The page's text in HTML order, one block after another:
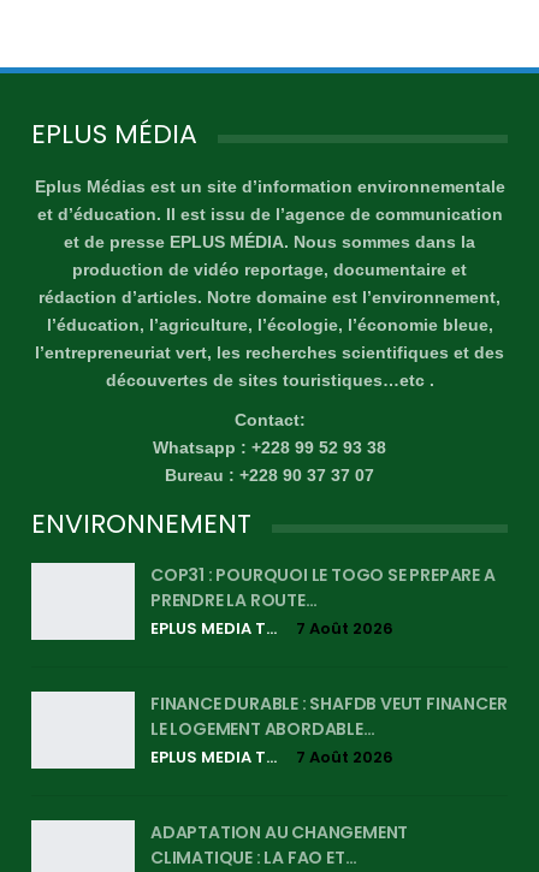
EPLUS MÉDIA
Eplus Médias est un site d’information environnementale
et d’éducation. Il est issu de l’agence de communication
et de presse EPLUS MÉDIA. Nous sommes dans la
production de vidéo reportage, documentaire et
rédaction d’articles. Notre domaine est l’environnement,
l’éducation, l’agriculture, l’écologie, l’économie bleue,
l’entrepreneuriat vert, les recherches scientifiques et des
découvertes de sites touristiques…etc .
Contact:
Whatsapp : +228 99 52 93 38
Bureau : +228 90 37 37 07
ENVIRONNEMENT
COP31 : POURQUOI LE TOGO SE PREPARE A
PRENDRE LA ROUTE…
EPLUS MEDIA TV 7 Août 2026
FINANCE DURABLE : SHAFDB VEUT FINANCER
LE LOGEMENT ABORDABLE…
EPLUS MEDIA TV 7 Août 2026
ADAPTATION AU CHANGEMENT
CLIMATIQUE : LA FAO ET…